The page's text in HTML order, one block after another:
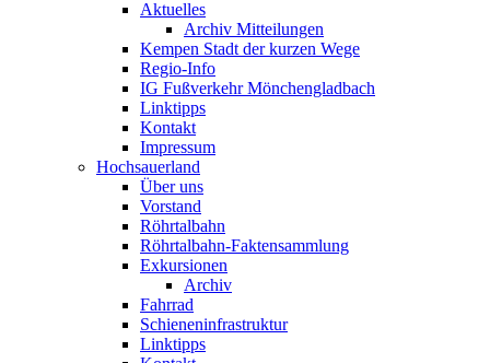
Aktuelles
Archiv Mitteilungen
Kempen Stadt der kurzen Wege
Regio-Info
IG Fußverkehr Mönchengladbach
Linktipps
Kontakt
Impressum
Hochsauerland
Über uns
Vorstand
Röhrtalbahn
Röhrtalbahn-Faktensammlung
Exkursionen
Archiv
Fahrrad
Schieneninfrastruktur
Linktipps